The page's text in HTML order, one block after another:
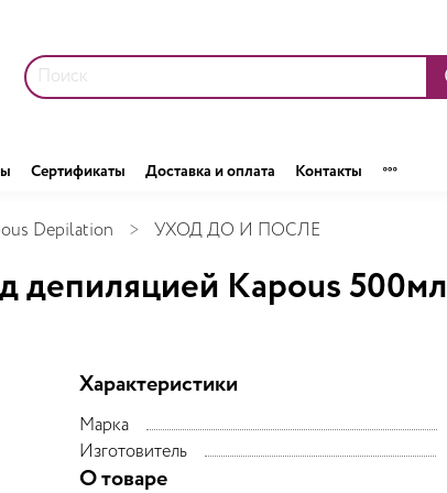
Сертификаты Доставка и оплата Контакты
Depilation УХОД ДО И ПОСЛЕ
депиляцией Kapous 500мл
Характеристики
Марка
Изготовитель
О товаре